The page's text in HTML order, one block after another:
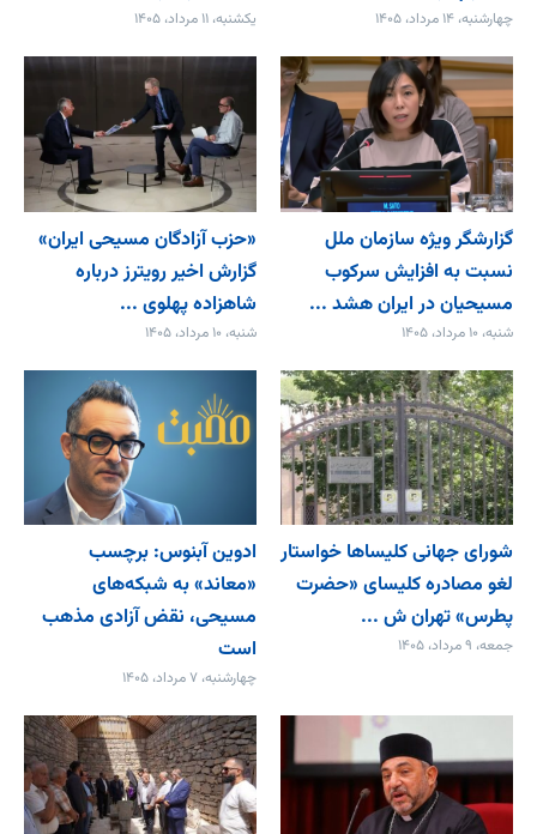
چهارشنبه، ۱۴ مرداد، ۱۴۰۵ یکشنبه، ۱۱ مرداد، ۱۴۰۵
گزارشگر ویژه سازمان ملل
نسبت به افزایش سرکوب
مسیحیان در ایران هشد ...
شنبه، ۱۰ مرداد، ۱۴۰۵
«حزب آزادگان مسیحی ایران»
گزارش اخیر رویترز درباره
شاهزاده پهلوی ...
شنبه، ۱۰ مرداد، ۱۴۰۵
شورای جهانی کلیساها خواستار
لغو مصادره کلیسای «حضرت
پطرس» تهران ش ...
جمعه، ۹ مرداد، ۱۴۰۵
ادوین آبنوس: برچسب
«معاند» به شبکه‌های
مسیحی، نقض آزادی مذهب
است
چهارشنبه، ۷ مرداد، ۱۴۰۵